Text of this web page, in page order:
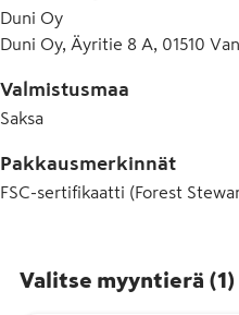
Duni Oy
Duni Oy, Äyritie 8 A, 01510
Valmistusmaa
Saksa
Pakkausmerkinnät
FSC-sertifikaatti (Forest
Valitse myyntierä (1)